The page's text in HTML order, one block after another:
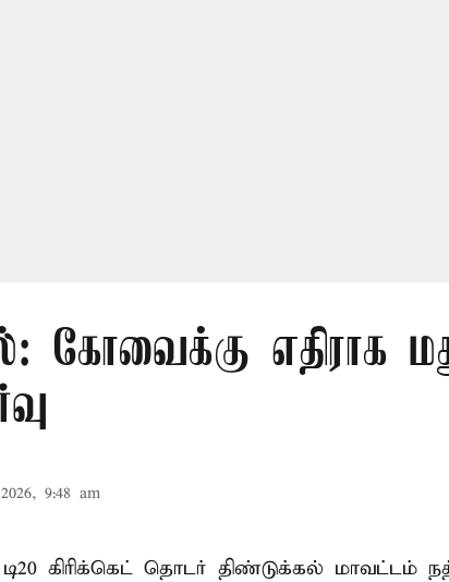
கோவைக்கு எதிராக
9:48 am
கிரிக்கெட் தொடர் திண்டுக்கல் மாவட்டம்